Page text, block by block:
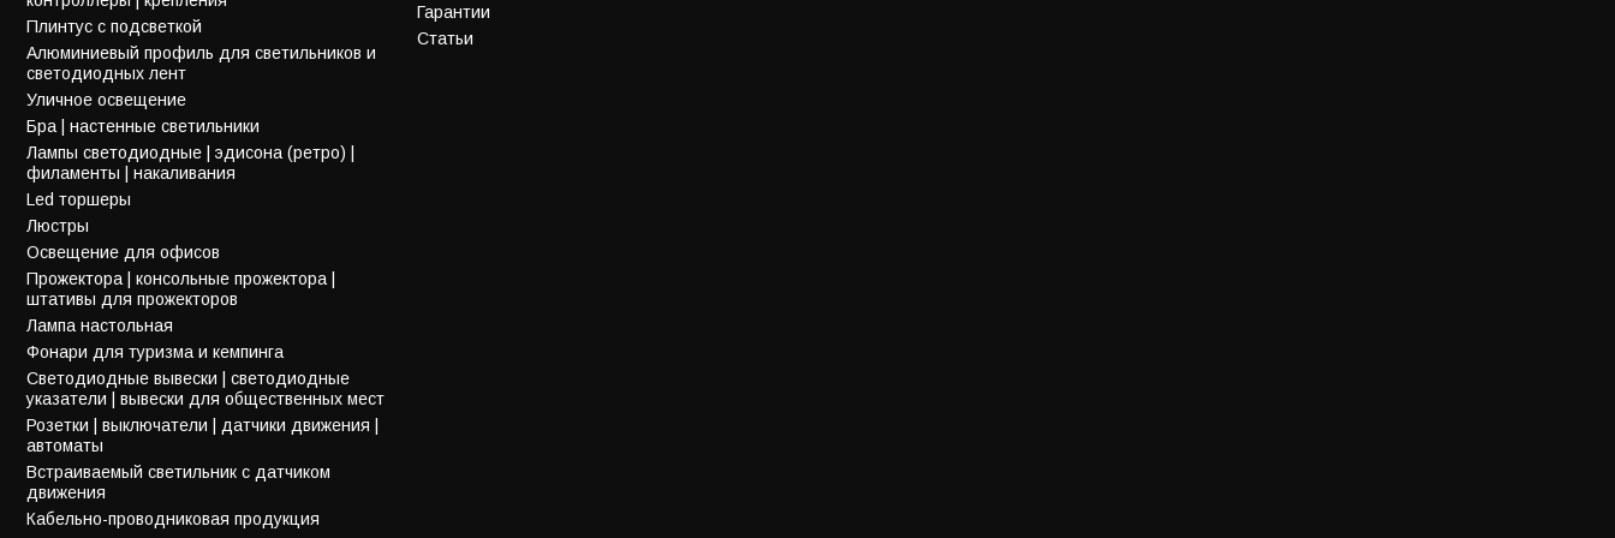
Плинтус с подсветкой
Алюминиевый профиль для светильников и
светодиодных лент
Уличное освещение
Бра | настенные светильники
Лампы светодиодные | эдисона (ретро) |
филаменты | накаливания
Led торшеры
Люстры
Освещение для офисов
Прожектора | консольные прожектора |
штативы для прожекторов
Лампа настольная
Фонари для туризма и кемпинга
Светодиодные вывески | светодиодные
указатели | вывески для общественных мест
Розетки | выключатели | датчики движения |
автоматы
Встраиваемый светильник с датчиком
движения
Кабельно-проводниковая продукция
Гарантии
Статьи